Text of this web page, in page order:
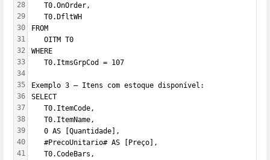
28
29
30
31
32
33
34
35
36
37
38
39
40
41
   T0.OnOrder,
   T0.DfltWH
FROM
   OITM T0
WHERE
   T0.ItmsGrpCod = 107
Exemplo 3 – Itens com estoque disponível:
SELECT
   T0.ItemCode,
   T0.ItemName,
   0 AS [Quantidade],
   #PrecoUnitario# AS [Preço],
   T0.CodeBars,